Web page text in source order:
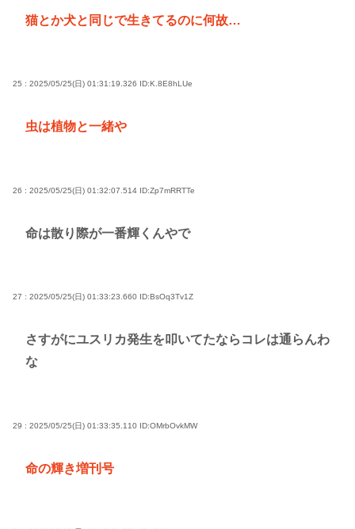
猫とか犬と同じで生きてるのに何故…
25 : 2025/05/25(日) 01:31:19.326 ID:K.8E8hLUe
虫は植物と一緒や
26 : 2025/05/25(日) 01:32:07.514 ID:Zp7mRRTTe
命は散り際が一番輝くんやで
27 : 2025/05/25(日) 01:33:23.660 ID:BsOq3Tv1Z
さすがにユスリカ発生を叩いてたならコレは通らんわ
な
29 : 2025/05/25(日) 01:33:35.110 ID:OMrbOvkMW
命の輝き増刊号